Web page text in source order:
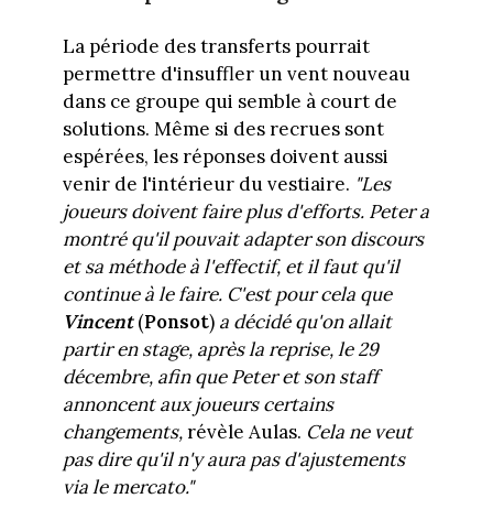
La période des transferts pourrait
permettre d'insuffler un vent nouveau
dans ce groupe qui semble à court de
solutions. Même si des recrues sont
espérées, les réponses doivent aussi
venir de l'intérieur du vestiaire. "Les
joueurs doivent faire plus d'efforts. Peter a
montré qu'il pouvait adapter son discours
et sa méthode à l'effectif, et il faut qu'il
continue à le faire. C'est pour cela que
Vincent(Ponsot)a décidé qu'on allait
partir en stage, après la reprise, le 29
décembre, afin que Peter et son staff
annoncent aux joueurs certains
changements,révèle Aulas. Cela ne veut
pas dire qu'il n'y aura pas d'ajustements
via le mercato."